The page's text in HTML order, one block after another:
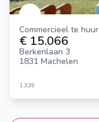
Commercieel te huur
€ 15.066
Berkenlaan 3
1831 Machelen
1.339